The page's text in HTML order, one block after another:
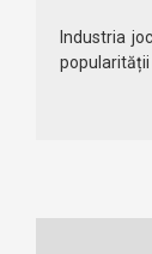
Industria
popularității
Unul dintre